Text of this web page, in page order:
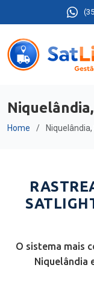
Home Niquelândia,
O sistema mais
Niquelândia